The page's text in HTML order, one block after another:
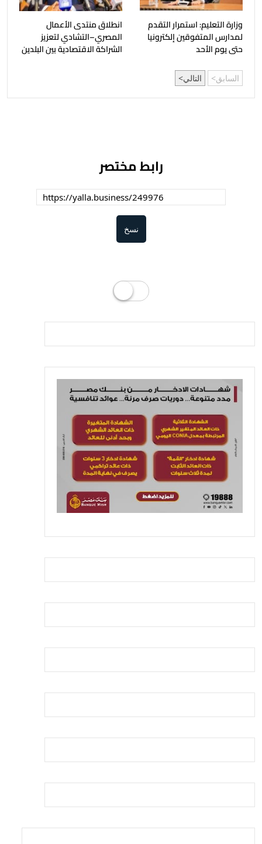
وزارة التعليم: استمرار التقدم
لمدارس المتفوقين إلكترونيا
حتى يوم الأحد
انطلاق منتدى الأعمال
المصري–التشادي لتعزيز
الشراكة الاقتصادية بين البلدين
السابق التالي
رابط مختصر
نسخ